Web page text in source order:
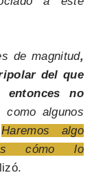
de magnitud,
del que
entonces no
como algunos
Haremos algo
cómo lo